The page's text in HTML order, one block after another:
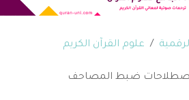
علوم القرآن الكريم
اصطلاحات ضبط المصاحف